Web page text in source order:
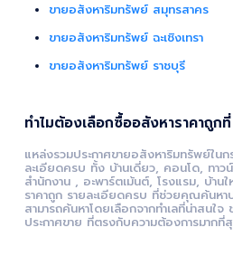
ขายอสังหาริมทรัพย์ สมุทรสาคร
ขายอสังหาริมทรัพย์ ฉะเชิงเทรา
ขายอสังหาริมทรัพย์ ราชบุรี
ทำไมต้องเลือกซื้ออสังหาราคาถู
แหล่งรวมประกาศขายอสังหาริมทรัพย์ในก
ละเอียดครบ ทั้ง บ้านเดี่ยว, คอนโด, ทาว
สำนักงาน , อะพาร์ตเม้นต์, โรงแรม, บ้า
ราคาถูก รายละเอียดครบ ที่ช่วยคุณค้นหา
สามารถค้นหาโดยเลือกจากทำเลที่น่าสนใจ
ประกาศขาย ที่ตรงกับความต้องการมากที่